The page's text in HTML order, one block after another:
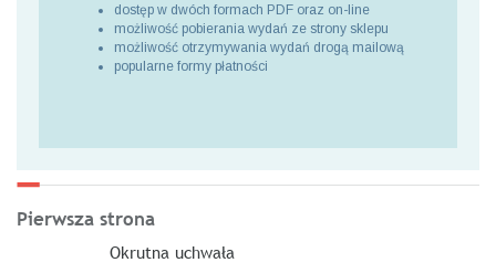
dostęp w dwóch formach PDF oraz on-line
możliwość pobierania wydań ze strony sklepu
możliwość otrzymywania wydań drogą mailową
popularne formy płatności
Pierwsza strona
Okrutna uchwała